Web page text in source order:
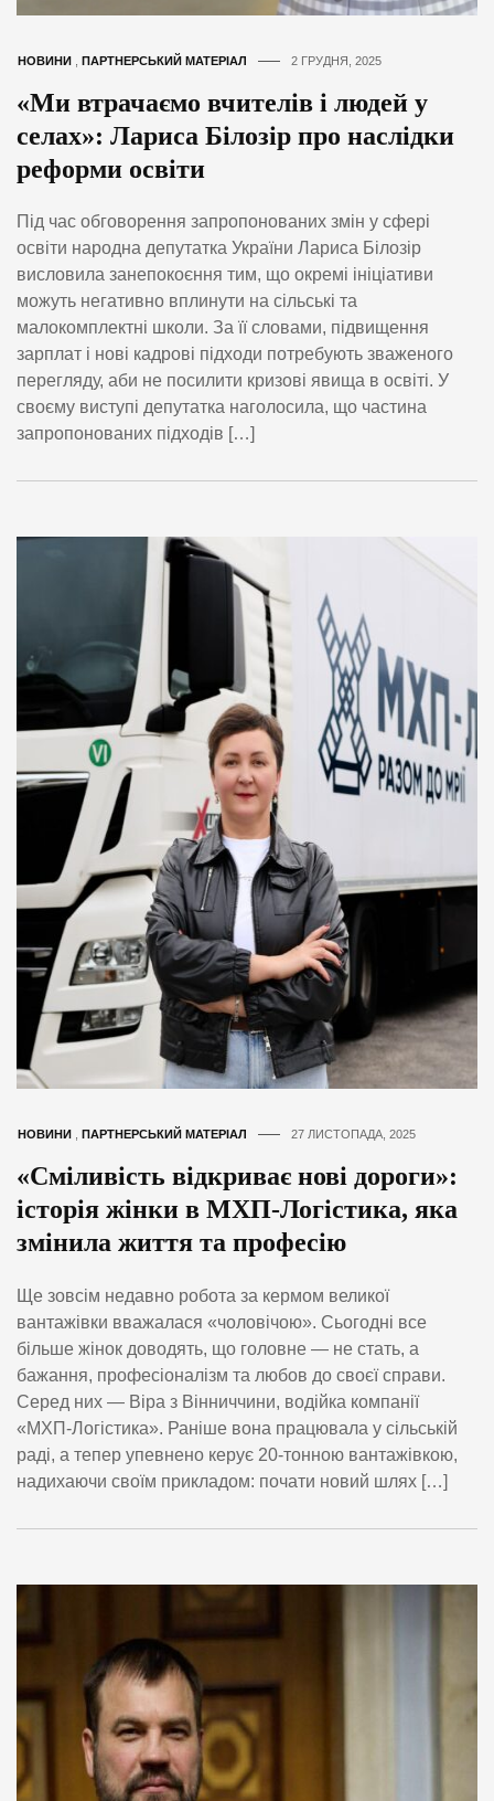
НОВИНИ ПАРТНЕРСЬКИЙ МАТЕРІАЛ 2 ГРУДНЯ, 2025
«Ми втрачаємо вчителів і людей у
селах»: Лариса Білозір про наслідки
реформи освіти
Під час обговорення запропонованих змін у сфері
освіти народна депутатка України Лариса Білозір
висловила занепокоєння тим, що окремі ініціативи
можуть негативно вплинути на сільські та
малокомплектні школи. За її словами, підвищення
зарплат і нові кадрові підходи потребують зваженого
перегляду, аби не посилити кризові явища в освіті. У
своєму виступі депутатка наголосила, що частина
запропонованих підходів […]
НОВИНИ , ПАРТНЕРСЬКИЙ МАТЕРІАЛ 27 ЛИСТОПАДА, 2025
«Сміливість відкриває нові дороги»:
історія жінки в МХП-Логістика, яка
змінила життя та професію
Ще зовсім недавно робота за кермом великої
вантажівки вважалася «чоловічою». Сьогодні все
більше жінок доводять, що головне — не стать, а
бажання, професіоналізм та любов до своєї справи.
Серед них — Віра з Вінниччини, водійка компанії
«МХП-Логістика». Раніше вона працювала у сільській
раді, а тепер упевнено керує 20-тонною вантажівкою,
надихаючи своїм прикладом: почати новий шлях […]